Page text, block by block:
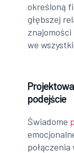
określoną
głębszej
we
podejście
Świadome